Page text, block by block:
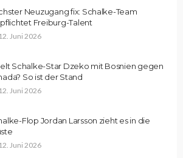
Neuzugang fix: Schalke-Team
Freiburg-Talent
12. Juni 2026
Schalke-Star Dzeko mit Bosnien gegen
So ist der Stand
12. Juni 2026
Flop Jordan Larsson zieht es in die
12. Juni 2026